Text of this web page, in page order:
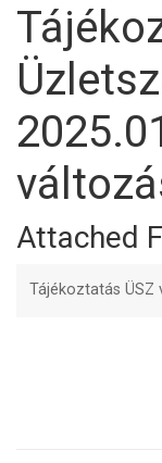
Attached
Tájékoztatás ÜSZ